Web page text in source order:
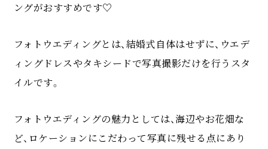
ングがおすすめです♡
フォトウエディングとは、結婚式自体はせずに、ウエデ
ィングドレスやタキシードで写真撮影だけを行うスタ
イルです。
フォトウエディングの魅力としては、海辺やお花畑な
ど、ロケーションにこだわって写真に残せる点にあり